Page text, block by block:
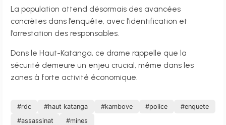
La population attend désormais des avancées
concrètes dans l’enquête, avec l’identification et
l’arrestation des responsables.
Dans le Haut-Katanga, ce drame rappelle que la
sécurité demeure un enjeu crucial, même dans les
zones à forte activité économique.
#rdc #haut katanga #kambove #police
#enquete
#assassinat
#mines